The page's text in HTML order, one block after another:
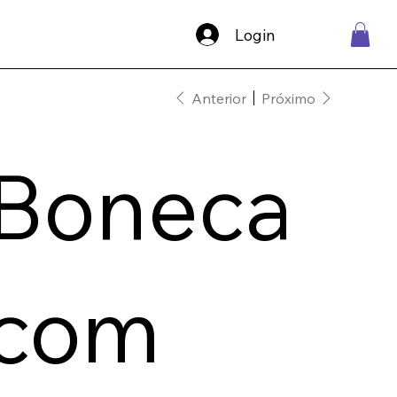
Login
Anterior Próximo